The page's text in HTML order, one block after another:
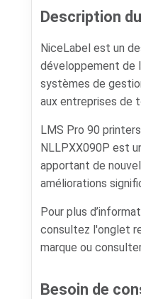
Description
NiceLabel est un
développement de
systèmes de
aux entreprises de
LMS Pro 90
NLLPXX090P est
apportant de
améliorations
Pour plus
consultez l'onglet
marque ou
Besoin de